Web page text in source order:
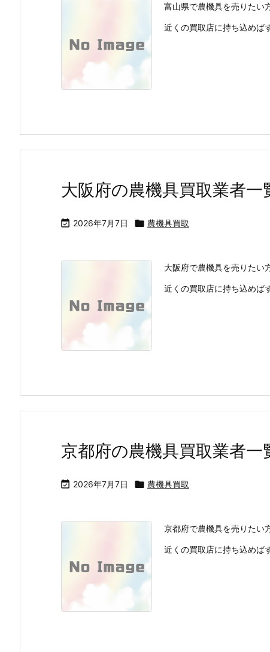
富山県で農機具を売りたい
近くの買取店に持ち込めば
大阪府の農機具買取業者
 2026年7月7日  農機具買取
大阪府で農機具を売りたい
近くの買取店に持ち込めば
京都府の農機具買取業者
 2026年7月7日  農機具買取
京都府で農機具を売りたい
近くの買取店に持ち込めば